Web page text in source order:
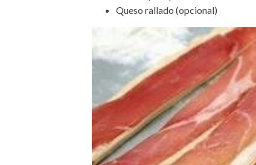
Queso rallado (opcional)